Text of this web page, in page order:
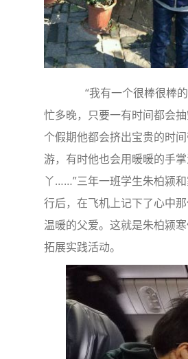
“我有一个很棒很棒的
忙多晚，只要一有时间都会
个假期他都会挤出宝贵的时
游，有时他也会用暖暖的手
丫……”三年一班学生朱柏颍
行后，在飞机上记下了心中
温暖的父爱。这就是朱柏颍
拓展实践活动。